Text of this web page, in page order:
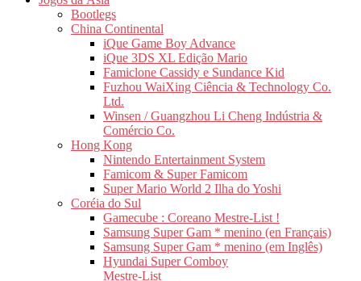
Bootlegs
China Continental
iQue Game Boy Advance
iQue 3DS XL Edição Mario
Famiclone Cassidy e Sundance Kid
Fuzhou WaiXing Ciência & Technology Co.
Ltd.
Winsen / Guangzhou Li Cheng Indústria &
Comércio Co.
Hong Kong
Nintendo Entertainment System
Famicom & Super Famicom
Super Mario World 2 Ilha do Yoshi
Coréia do Sul
Gamecube : Coreano Mestre-List !
Samsung Super Gam * menino (en Français)
Samsung Super Gam * menino (em Inglês)
Hyundai Super Comboy
Mestre-List